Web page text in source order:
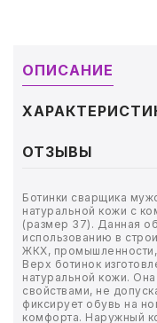
ТЕХНИКА ДЛЯ
ПРОДУКТЫ ПИТАНИЯ
ХОЗТОВАРЫ
БУМАГА
ОПИСАНИЕ
ОТЗЫВЫ
Ботинки сварщика
натуральной кожи с
(размер 37). Данная
использованию в
ЖКХ, промышленности,
Верх ботинок
натуральной кожи.
свойствами, не
фиксирует обувь на
комфорта. Наружный